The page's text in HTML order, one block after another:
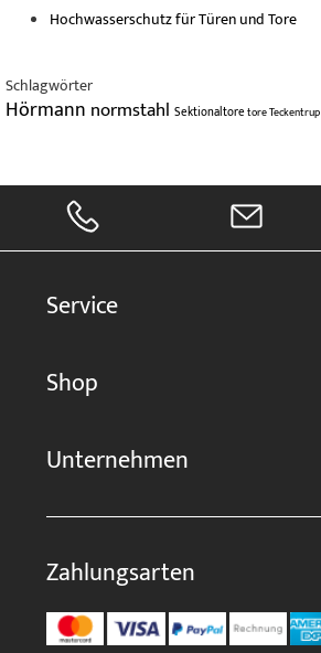
Hochwasserschutz für Türen und Tore
Schlagwörter
Hörmann normstahl SektionaltoretoreTeckentrup
Service
Shop
Unternehmen
Zahlungsarten